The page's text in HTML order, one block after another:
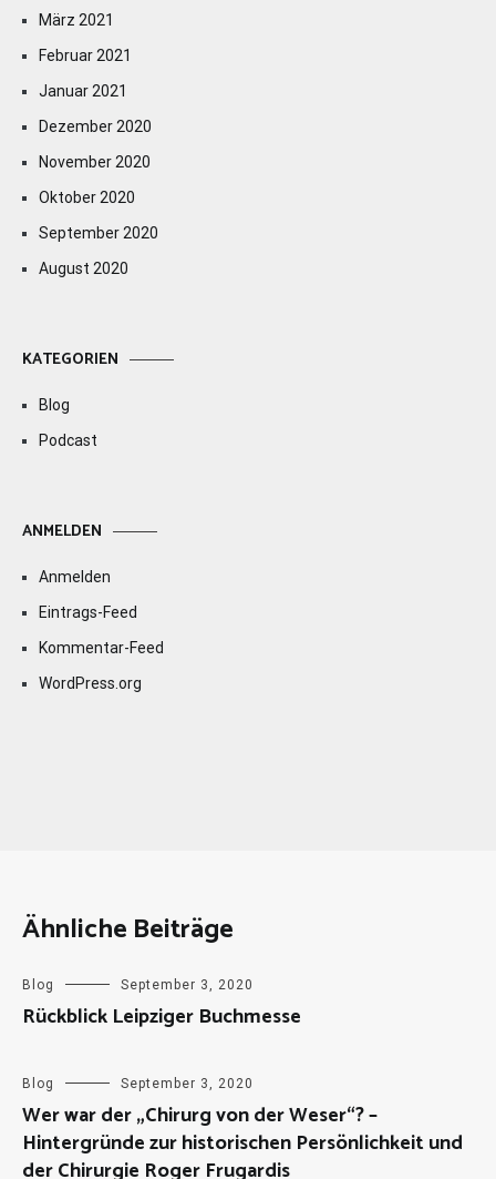
März 2021
Februar 2021
Januar 2021
Dezember 2020
November 2020
Oktober 2020
September 2020
August 2020
KATEGORIEN
Blog
Podcast
ANMELDEN
Anmelden
Eintrags-Feed
Kommentar-Feed
WordPress.org
Ähnliche Beiträge
Blog September 3, 2020
Rückblick Leipziger Buchmesse
Blog September 3, 2020
Wer war der „Chirurg von der Weser“? –
Hintergründe zur historischen Persönlichkeit und
der Chirurgie Roger Frugardis